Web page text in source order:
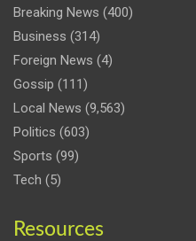
Breaking News (400)
Business (314)
Foreign News (4)
Gossip (111)
Local News (9,563)
Politics (603)
Sports (99)
Tech (5)
Resources